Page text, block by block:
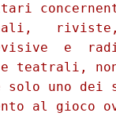
e
teatrali,
solo uno dei
al gioco